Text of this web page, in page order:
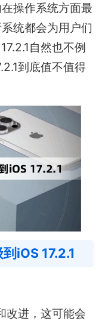
操作系统方面最
统都会为用户们
自然也不例
到底值不值得
iOS 17.2.1
改进，这可能会